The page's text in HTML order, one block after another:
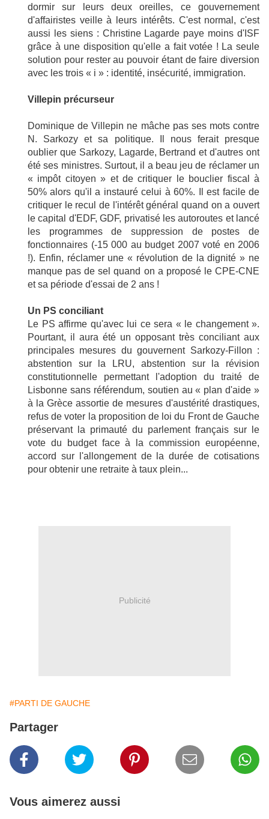
dormir sur leurs deux oreilles, ce gouvernement
d'affairistes veille à leurs intérêts. C'est normal, c'est
aussi les siens : Christine Lagarde paye moins d'ISF
grâce à une disposition qu'elle a fait votée ! La seule
solution pour rester au pouvoir étant de faire diversion
avec les trois « i » : identité, insécurité, immigration.
Villepin précurseur
Dominique de Villepin ne mâche pas ses mots contre
N. Sarkozy et sa politique. Il nous ferait presque
oublier que Sarkozy, Lagarde, Bertrand et d'autres ont
été ses ministres. Surtout, il a beau jeu de réclamer un
« impôt citoyen » et de critiquer le bouclier fiscal à
50% alors qu'il a instauré celui à 60%. Il est facile de
critiquer le recul de l'intérêt général quand on a ouvert
le capital d'EDF, GDF, privatisé les autoroutes et lancé
les programmes de suppression de postes de
fonctionnaires (-15 000 au budget 2007 voté en 2006
!). Enfin, réclamer une « révolution de la dignité » ne
manque pas de sel quand on a proposé le CPE-CNE
et sa période d'essai de 2 ans !
Un PS conciliant
Le PS affirme qu'avec lui ce sera « le changement ».
Pourtant, il aura été un opposant très conciliant aux
principales mesures du gouvernent Sarkozy-Fillon :
abstention sur la LRU, abstention sur la révision
constitutionnelle permettant l'adoption du traité de
Lisbonne sans référendum, soutien au « plan d'aide »
à la Grèce assortie de mesures d'austérité drastiques,
refus de voter la proposition de loi du Front de Gauche
préservant la primauté du parlement français sur le
vote du budget face à la commission européenne,
accord sur l'allongement de la durée de cotisations
pour obtenir une retraite à taux plein...
Publicité
#PARTI DE GAUCHE
Partager
Vous aimerez aussi